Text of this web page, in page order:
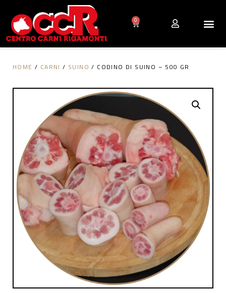
0
HOME / CARNI / SUINO / CODINO DI SUINO – 500 GR